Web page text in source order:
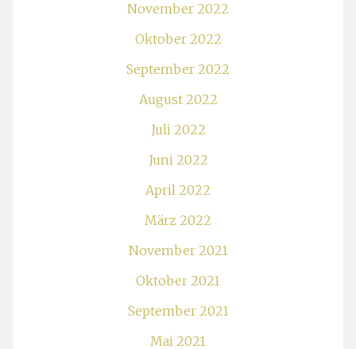
November 2022
Oktober 2022
September 2022
August 2022
Juli 2022
Juni 2022
April 2022
März 2022
November 2021
Oktober 2021
September 2021
Mai 2021